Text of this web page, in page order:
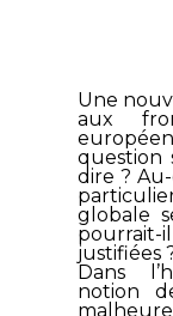
Une
aux
question
dire ?
globale
pourrait-
justifiées
Dans
notion